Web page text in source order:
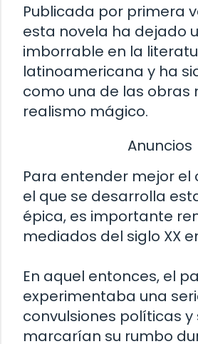
Publicada por primera
esta novela ha dejado
imborrable en la
latinoamericana y ha
como una de las obras
realismo mágico.
Anuncios
Para entender mejor el
el que se desarrolla
épica, es importante
mediados del siglo XX
En aquel entonces, el
experimentaba una
convulsiones políticas y
marcarían su rumbo